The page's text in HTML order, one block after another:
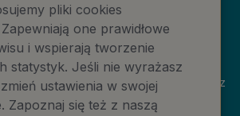
finansowana z budżetu państwa, przez
Nazwa zadania publicznego:
pliki cookies
one prawidłowe
i wspierają tworzenie
statystyk. Jeśli nie wyrażasz
ustawienia w swojej
Zapoznaj się też z naszą